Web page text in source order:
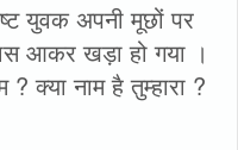
युवक अपनी मूछों पर
आकर खड़ा हो गया ।
क्या नाम है तुम्हारा ?